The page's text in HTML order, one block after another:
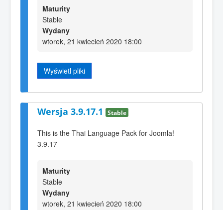
Maturity
Stable
Wydany
wtorek, 21 kwiecień 2020 18:00
Wyświetl pliki
Wersja 3.9.17.1 Stable
This is the Thai Language Pack for Joomla!
3.9.17
Maturity
Stable
Wydany
wtorek, 21 kwiecień 2020 18:00